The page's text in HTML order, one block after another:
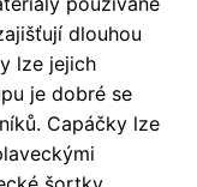
dlouhou
lze jejich
je dobré se
Capáčky lze